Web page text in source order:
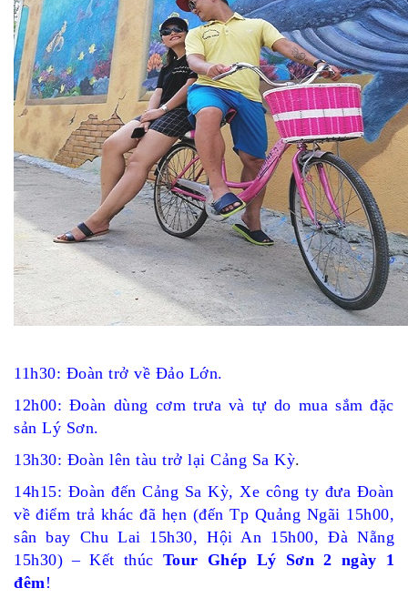
11h30: Đoàn trở về Đảo Lớn.
12h00: Đoàn dùng cơm trưa và tự do mua sắm đặc
sản Lý Sơn.
13h30: Đoàn lên tàu trở lại Cảng Sa Kỳ.
14h15: Đoàn đến Cảng Sa Kỳ, Xe công ty đưa Đoàn
về điểm trả khác đã hẹn (đến Tp Quảng Ngãi 15h00,
sân bay Chu Lai 15h30, Hội An 15h00, Đà Nẵng
15h30) – Kết thúc Tour Ghép Lý Sơn 2 ngày 1
đêm!